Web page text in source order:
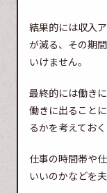
結果的には収入
が減る、その期
いけません。
最終的には働き
働きに出ること
るかを考えてお
仕事の時間帯や
いいのかなどを